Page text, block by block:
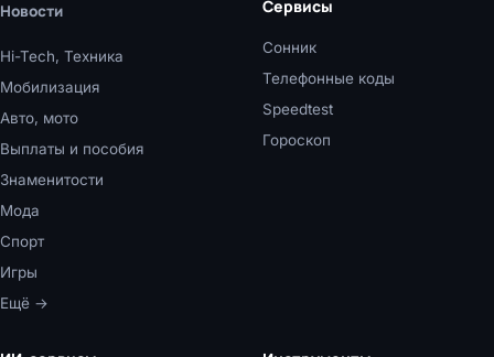
Новости
Hi-Tech, Техника
Мобилизация
Авто, мото
Выплаты и пособия
Знаменитости
Мода
Спорт
Игры
Ещё →
Сервисы
Сонник
Телефонные коды
Speedtest
Гороскоп